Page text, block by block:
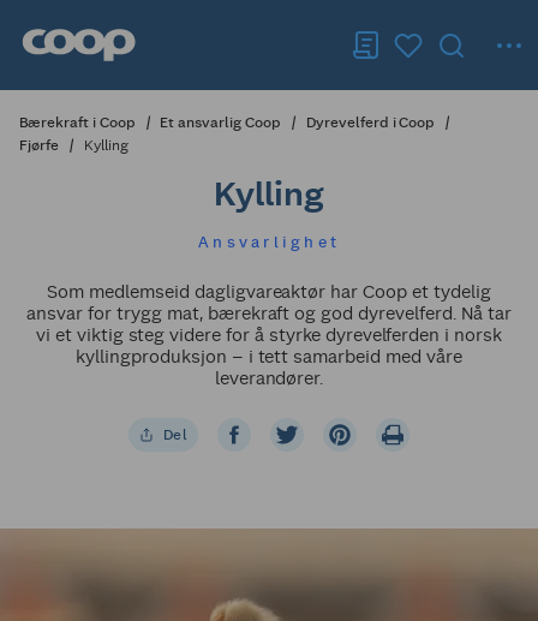
Bærekraft i Coop Et ansvarlig Coop
Dyrevelferd i Coop
Fjørfe
Kylling
Kylling
Ansvarlighet
Som medlemseid dagligvareaktør har Coop et tydelig
ansvar for trygg mat, bærekraft og god dyrevelferd. Nå tar
vi et viktig steg videre for å styrke dyrevelferden i norsk
kyllingproduksjon – i tett samarbeid med våre
leverandører.
Del